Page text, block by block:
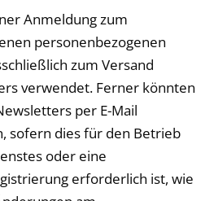
Anmeldung zum
personenbezogenen
zum Versand
verwendet. Ferner könnten
per E-Mail
sofern dies für den Betrieb
oder eine
erforderlich ist, wie